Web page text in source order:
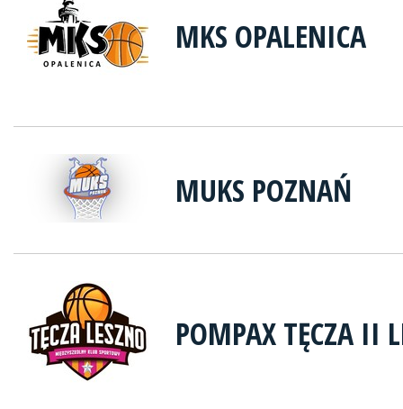
MKS OPALENICA
MUKS POZNAŃ
POMPAX TĘCZA II